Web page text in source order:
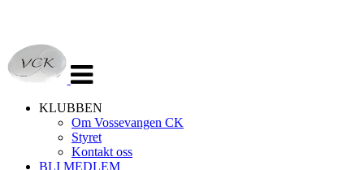
navigasjon
KLUBBEN
Om Vossevangen CK
Styret
Kontakt oss
BLI MEDLEM